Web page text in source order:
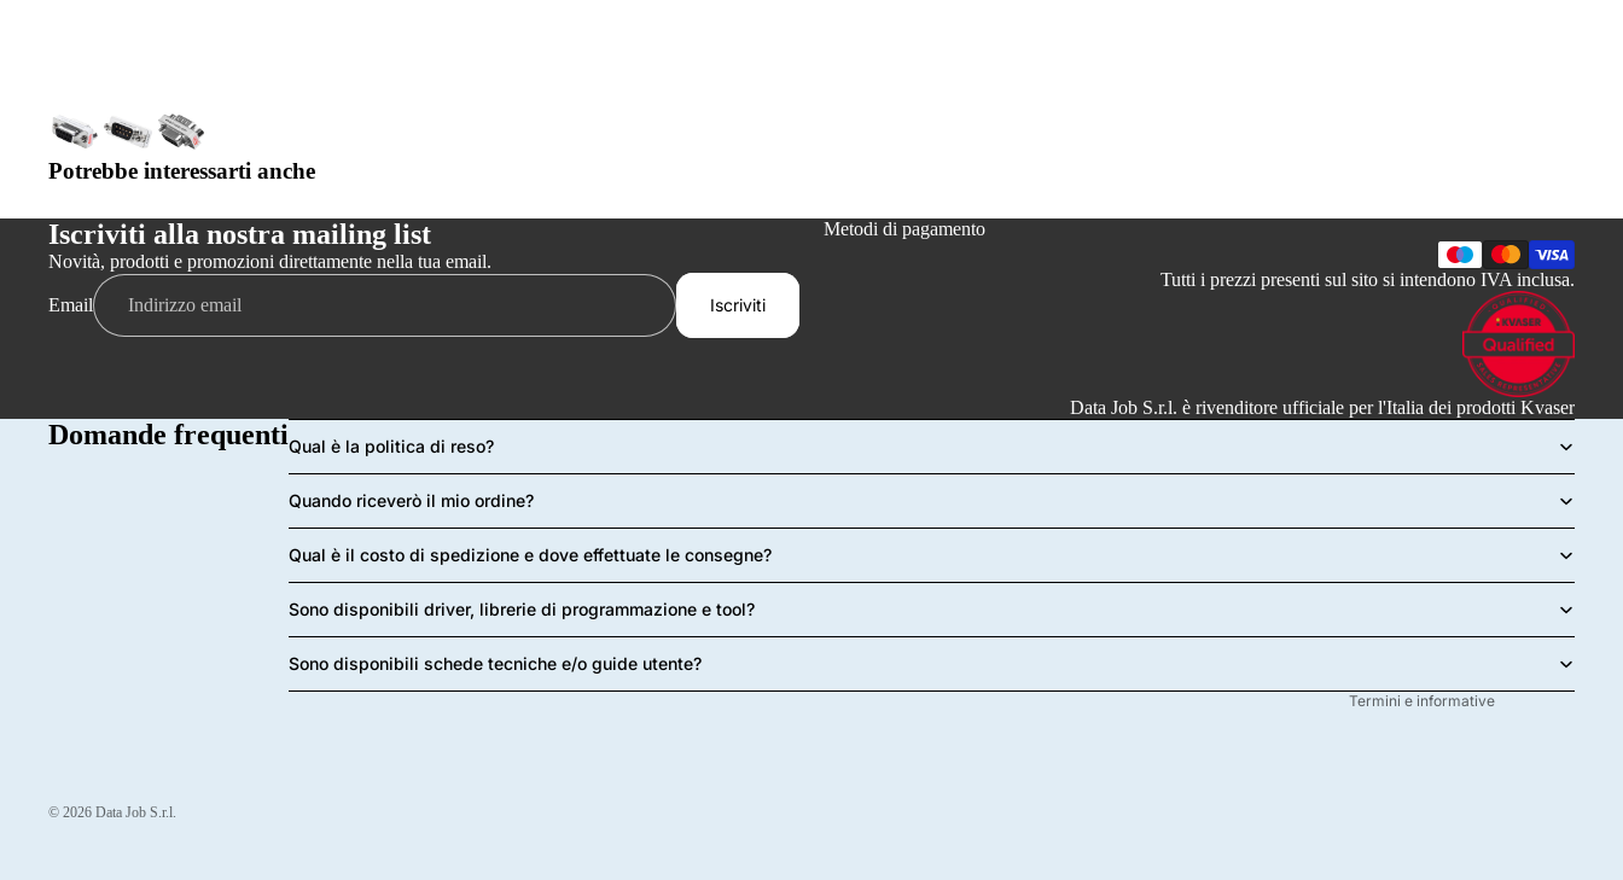
Potrebbe interessarti anche
Iscriviti alla nostra mailing list
Novità, prodotti e promozioni direttamente nella tua email.
Email Iscriviti
Metodi di pagamento
Tutti i prezzi presenti sul sito si intendono IVA inclusa.
Data Job S.r.l. è rivenditore ufficiale per l'Italia dei prodotti Kvaser
Domande frequentiQual è la politica di reso?
Quando riceverò il mio ordine?
Qual è il costo di spedizione e dove effettuate le consegne?
Sono disponibili driver, librerie di programmazione e tool?
Sono disponibili schede tecniche e/o guide utente?
© 2026 Data Job S.r.l.
Termini e informative